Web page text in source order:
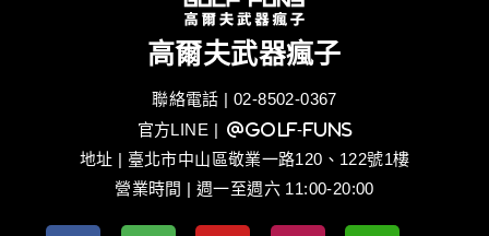
高爾夫武器瘋子
聯絡電話 | 02-8502-0367
官方LINE | @golf-funs
地址 | 臺北市中山區敬業一路120、122號1樓
營業時間 | 週一至週六 11:00-20:00